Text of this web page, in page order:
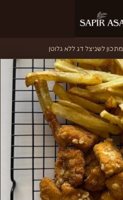
מתכון לשניצל דג ללא גלוטן